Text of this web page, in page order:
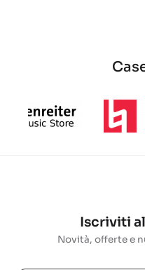
Iscriviti
Novità, offerte e